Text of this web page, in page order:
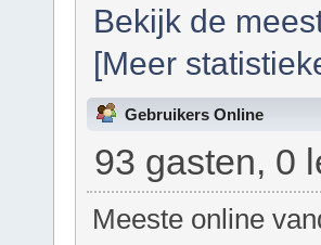
Bekijk de
[Meer
Gebruikers Online
93 gasten, 0
Meeste online